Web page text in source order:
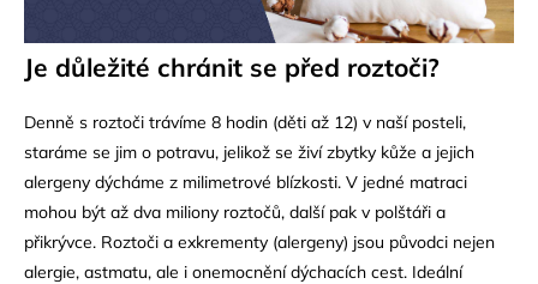
Je důležité chránit se před roztoči?
Denně s roztoči trávíme 8 hodin (děti až 12) v naší posteli,
staráme se jim o potravu, jelikož se živí zbytky kůže a jejich
alergeny dýcháme z milimetrové blízkosti. V jedné matraci
mohou být až dva miliony roztočů, další pak v polštáři a
přikrývce. Roztoči a exkrementy (alergeny) jsou původci nejen
alergie, astmatu, ale i onemocnění dýchacích cest. Ideální